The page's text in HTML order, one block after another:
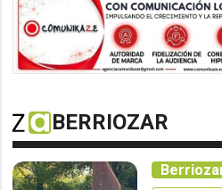
BERRIOZAR